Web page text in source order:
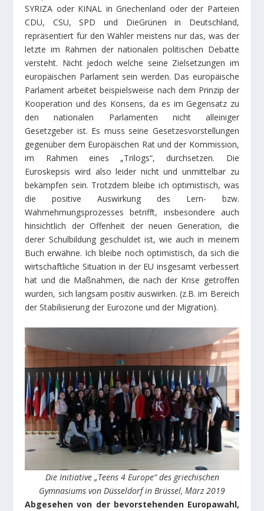
SYRIZA oder KINAL in Griechenland oder der Parteien
CDU, CSU, SPD und DieGrünen in Deutschland,
repräsentiert für den Wähler meistens nur das, was der
letzte im Rahmen der nationalen politischen Debatte
versteht. Nicht jedoch welche seine Zielsetzungen im
europäischen Parlament sein werden. Das europäische
Parlament arbeitet beispielsweise nach dem Prinzip der
Kooperation und des Konsens, da es im Gegensatz zu
den nationalen Parlamenten nicht alleiniger
Gesetzgeber ist. Es muss seine Gesetzesvorstellungen
gegenüber dem Europäischen Rat und der Kommission,
im Rahmen eines „Trilogs“, durchsetzen. Die
Euroskepsis wird also leider nicht und unmittelbar zu
bekämpfen sein. Trotzdem bleibe ich optimistisch, was
die positive Auswirkung des Lern- bzw.
Wahrnehmungsprozesses betrifft, insbesondere auch
hinsichtlich der Offenheit der neuen Generation, die
derer Schulbildung geschuldet ist, wie auch in meinem
Buch erwähne. Ich bleibe noch optimistisch, da sich die
wirtschaftliche Situation in der EU insgesamt verbessert
hat und die Maßnahmen, die nach der Krise getroffen
wurden, sich langsam positiv auswirken. (z.B. im Bereich
der Stabilisierung der Eurozone und der Migration).
Die Initiative „Teens 4 Europe“ des griechischen
Gymnasiums von Düsseldorf in Brüssel, Μärz 2019
Abgesehen von der bevorstehenden Europawahl,